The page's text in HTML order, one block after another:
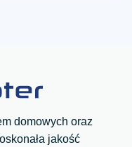
domowych oraz
jakość